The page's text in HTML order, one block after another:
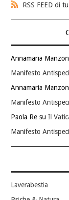
RSS FEED di
Annamaria
Manifesto
Annamaria
Manifesto
Paola Re suIl
Manifesto
Laverabestia